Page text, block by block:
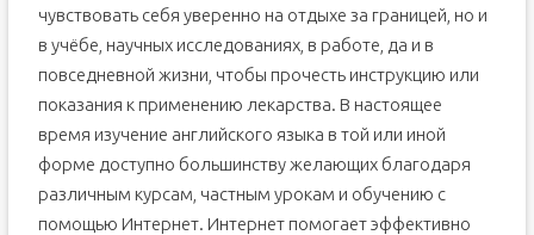
чувствовать себя уверенно на отдыхе за границей, но и
в учёбе, научных исследованиях, в работе, да и в
повседневной жизни, чтобы прочесть инструкцию или
показания к применению лекарства. В настоящее
время изучение английского языка в той или иной
форме доступно большинству желающих благодаря
различным курсам, частным урокам и обучению с
помощью Интернет. Интернет помогает эффективно